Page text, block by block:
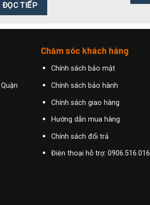
ĐỌC TIẾP
Chăm sóc khách hàng
Chính sách bảo mật
Chính sách bảo hành
Chính sách giao hàng
Hướng dẫn mua hàng
Chính sách đổi trả
Điện thoại hỗ trợ: 0906.516.016